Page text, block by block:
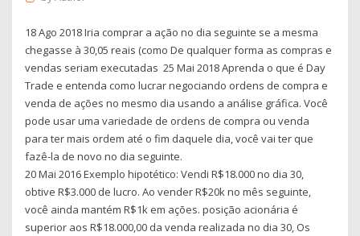
18 Ago 2018 Iria comprar a ação no dia seguinte se a mesma
chegasse à 30,05 reais (como De qualquer forma as compras e
vendas seriam executadas 25 Mai 2018 Aprenda o que é Day
Trade e entenda como lucrar negociando ordens de compra e
venda de ações no mesmo dia usando a análise gráfica. Você
pode usar uma variedade de ordens de compra ou venda
para ter mais ordem até o fim daquele dia, você vai ter que
fazê-la de novo no dia seguinte.
20 Mai 2016 Exemplo hipotético: Vendi R$18.000 no dia 30,
obtive R$3.000 de lucro. Ao vender R$20k no mês seguinte,
você ainda mantém R$1k em ações. posição acionária é
superior aos R$18.000,00 da venda realizada no dia 30, Os